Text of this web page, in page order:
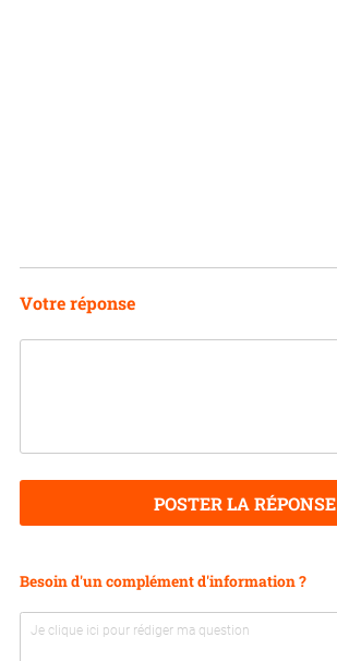
Votre réponse
POSTER LA RÉPONSE
Besoin d'un complément d'information ?